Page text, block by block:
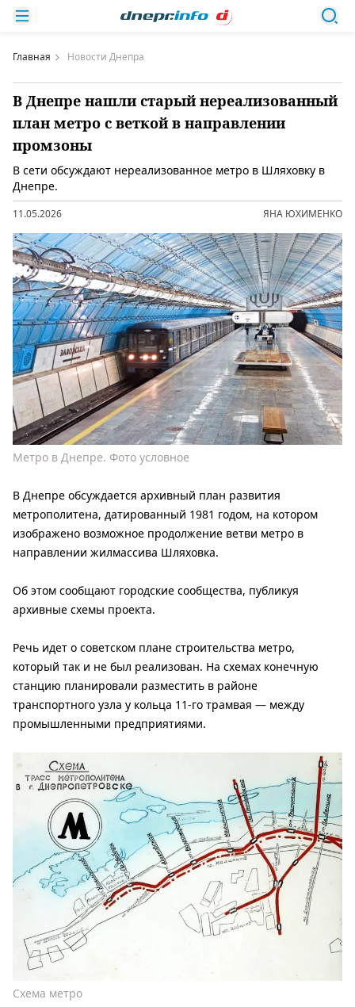
Главная Новости Днепра
В Днепре нашли старый нереализованный
план метро с веткой в ​​направлении
промзоны
В сети обсуждают нереализованное метро в Шляховку в
Днепре.
11.05.2026 ЯНА ЮХИМЕНКО
Метро в Днепре. Фото условное
В Днепре обсуждается архивный план развития
метрополитена, датированный 1981 годом, на котором
изображено возможное продолжение ветви метро в
направлении жилмассива Шляховка.
Об этом сообщают городские сообщества, публикуя
архивные схемы проекта.
Речь идет о советском плане строительства метро, ​​
который так и не был реализован. На схемах конечную
станцию ​​планировали разместить в районе
транспортного узла у кольца 11-го трамвая — между
промышленными предприятиями.
Схема метро